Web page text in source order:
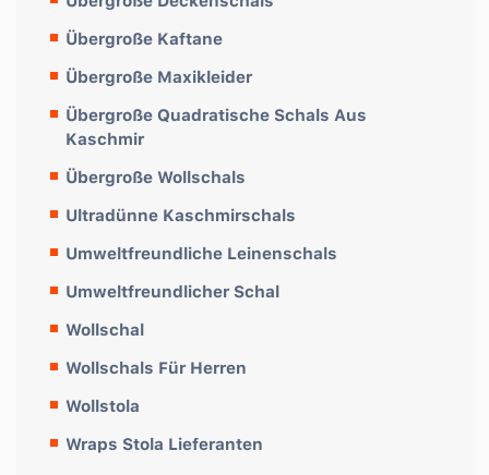
Übergroße Kaftane
Übergroße Maxikleider
Übergroße Quadratische Schals Aus
Kaschmir
Übergroße Wollschals
Ultradünne Kaschmirschals
Umweltfreundliche Leinenschals
Umweltfreundlicher Schal
Wollschal
Wollschals Für Herren
Wollstola
Wraps Stola Lieferanten